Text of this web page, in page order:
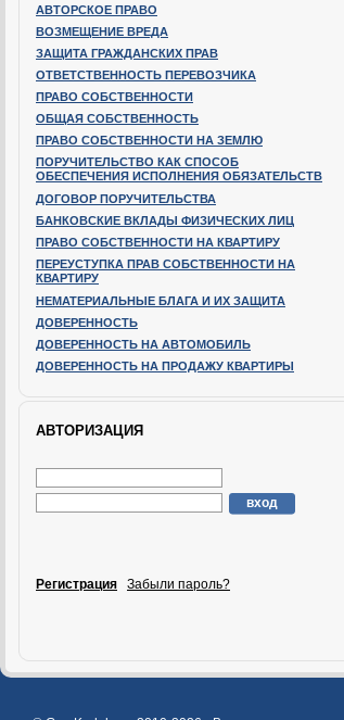
АВТОРСКОЕ ПРАВО
ВОЗМЕЩЕНИЕ ВРЕДА
ЗАЩИТА ГРАЖДАНСКИХ ПРАВ
ОТВЕТСТВЕННОСТЬ ПЕРЕВОЗЧИКА
ПРАВО СОБСТВЕННОСТИ
ОБЩАЯ СОБСТВЕННОСТЬ
ПРАВО СОБСТВЕННОСТИ НА ЗЕМЛЮ
ПОРУЧИТЕЛЬСТВО КАК СПОСОБ
ОБЕСПЕЧЕНИЯ ИСПОЛНЕНИЯ ОБЯЗАТЕЛЬСТВ
ДОГОВОР ПОРУЧИТЕЛЬСТВА
БАНКОВСКИЕ ВКЛАДЫ ФИЗИЧЕСКИХ ЛИЦ
ПРАВО СОБСТВЕННОСТИ НА КВАРТИРУ
ПЕРЕУСТУПКА ПРАВ СОБСТВЕННОСТИ НА
КВАРТИРУ
НЕМАТЕРИАЛЬНЫЕ БЛАГА И ИХ ЗАЩИТА
ДОВЕРЕННОСТЬ
ДОВЕРЕННОСТЬ НА АВТОМОБИЛЬ
ДОВЕРЕННОСТЬ НА ПРОДАЖУ КВАРТИРЫ
АВТОРИЗАЦИЯ
Регистрация Забыли пароль?